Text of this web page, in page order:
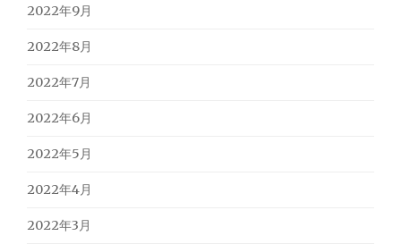
2022年9月
2022年8月
2022年7月
2022年6月
2022年5月
2022年4月
2022年3月